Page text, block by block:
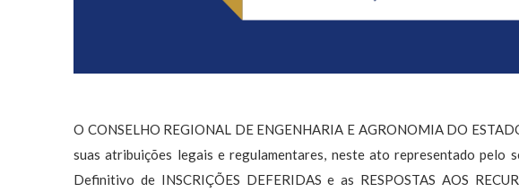
O CONSELHO REGIONAL DE ENGENHARIA E AGRONOMIA DO
suas atribuições legais e regulamentares, neste ato representado pelo
Definitivo de INSCRIÇÕES DEFERIDAS e as RESPOSTAS AOS